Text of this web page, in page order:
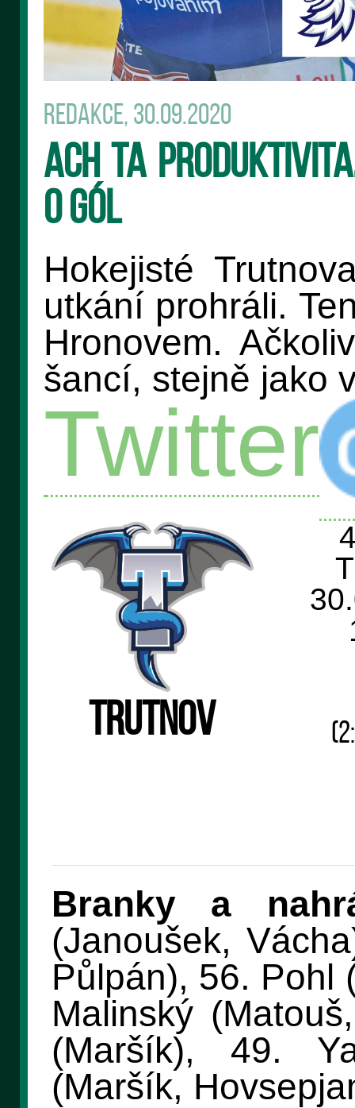
Redakce, 30.09.2020
Ach ta
o gól
Hokejisté
utkání prohráli.
Hronovem.
šancí, stejně jako
Twitter
Trutnov
Branky a
(Janoušek,
Půlpán), 56. Pohl
Malinský
(Maršík), 49.
(Maršík,